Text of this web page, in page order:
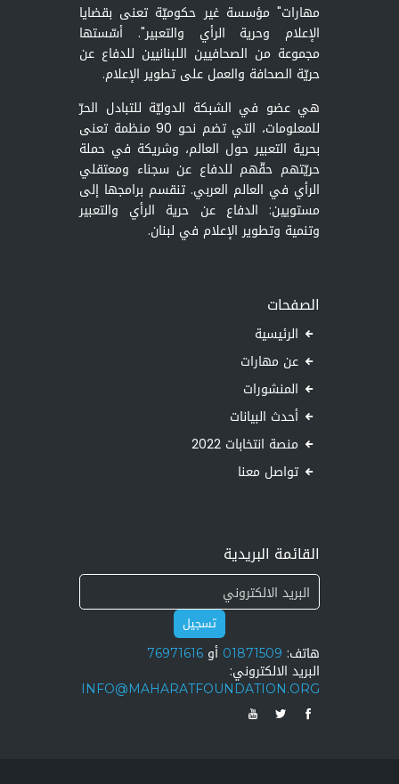
مهارات" مؤسسة غير حكوميّة تعنى بقضايا
الإعلام وحرية الرأي والتعبير". أسّستها
مجموعة من الصحافيين اللبنانيين للدفاع عن
حريّة الصحافة والعمل على تطوير الإعلام.
هي عضو في الشبكة الدوليّة للتبادل الحرّ
للمعلومات، التي تضم نحو 90 منظمة تعنى
بحرية التعبير حول العالم، وشريكة في حملة
حريّتهم حقّهم للدفاع عن سجناء ومعتقلي
الرأي في العالم العربي. تنقسم برامجها إلى
مستويين: الدفاع عن حرية الرأي والتعبير
وتنمية وتطوير الإعلام في لبنان.
الصفحات
الرئيسية
عن مهارات
المنشورات
أحدث البيانات
منصة انتخابات 2022
تواصل معنا
القائمة البريدية
تسجيل
هاتف: 01871509 أو 76971616
البريد الالكتروني:
INFO@MAHARATFOUNDATION.ORG